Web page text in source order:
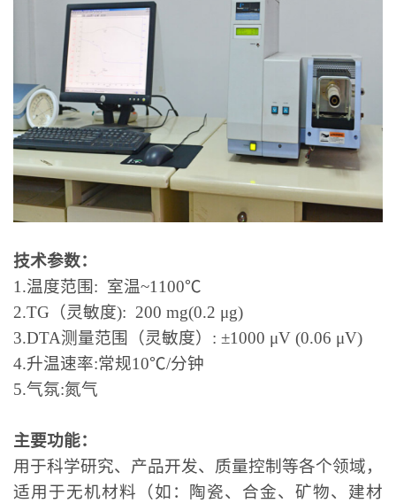
技术参数：
1.温度范围: 室温~1100℃
2.TG （灵敏度): 200 mg(0.2 μg)
3.DTA测量范围（灵敏度） : ±1000 μV (0.06 μV)
4.升温速率:常规10℃/分钟
5.气氛:氮气
主要功能：
用于科学研究、产品开发、质量控制等各个领域，
适用于无机材料（如：陶瓷、合金、矿物、建材